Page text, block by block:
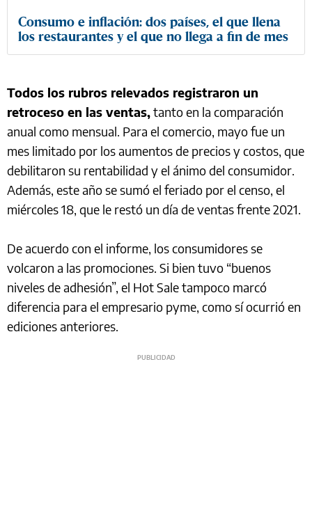
Consumo e inflación: dos países, el que llena
los restaurantes y el que no llega a fin de mes
Todos los rubros relevados registraron un
retroceso en las ventas,tanto en la comparación
anual como mensual. Para el comercio, mayo fue un
mes limitado por los aumentos de precios y costos, que
debilitaron su rentabilidad y el ánimo del consumidor.
Además, este año se sumó el feriado por el censo, el
miércoles 18, que le restó un día de ventas frente 2021.
De acuerdo con el informe, los consumidores se
volcaron a las promociones. Si bien tuvo “buenos
niveles de adhesión”, el Hot Sale tampoco marcó
diferencia para el empresario pyme, como sí ocurrió en
ediciones anteriores.